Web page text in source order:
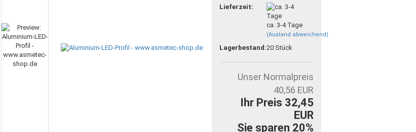
Lieferzeit:
ca. 3-4 Tage
(Ausland abweichend)
Lagerbestand:20 Stück
Unser Normalpreis
40,56 EUR
Ihr Preis 32,45
EUR
Sie sparen 20%